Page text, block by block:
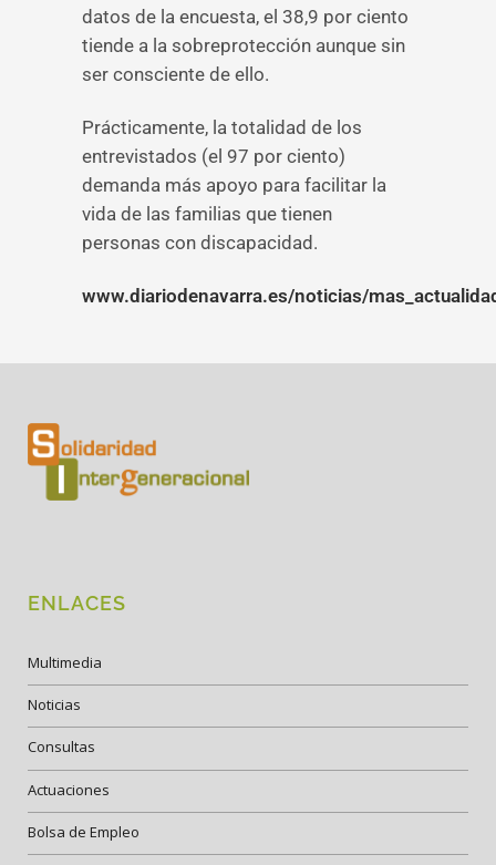
datos de la encuesta, el 38,9 por ciento
tiende a la sobreprotección aunque sin
ser consciente de ello.
Prácticamente, la totalidad de los
entrevistados (el 97 por ciento)
demanda más apoyo para facilitar la
vida de las familias que tienen
personas con discapacidad.
www.diariodenavarra.es/noticias/
ENLACES
Multimedia
Noticias
Consultas
Actuaciones
Bolsa de Empleo